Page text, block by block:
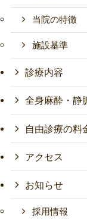
当院の特徴
施設基準
診療内容
全身麻酔・静
自由診療の料
アクセス
お知らせ
採用情報